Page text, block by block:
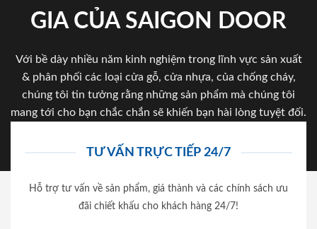
GIA CỦA SAIGON DOOR
Với bề dày nhiều năm kinh nghiệm trong lĩnh vực sản xuất
& phân phối các loại cửa gỗ, cửa nhựa, của chống cháy,
chúng tôi tin tưởng rằng những sản phẩm mà chúng tôi
mang tới cho bạn chắc chắn sẽ khiến bạn hài lòng tuyệt đối.
TƯ VẤN TRỰC TIẾP 24/7
Hỗ trợ tư vấn về sản phẩm, giá thành và các chính sách ưu
đãi chiết khấu cho khách hàng 24/7!